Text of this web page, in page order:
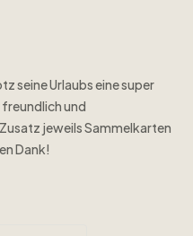
seine Urlaubs eine super
und
jeweils Sammelkarten
Dank!